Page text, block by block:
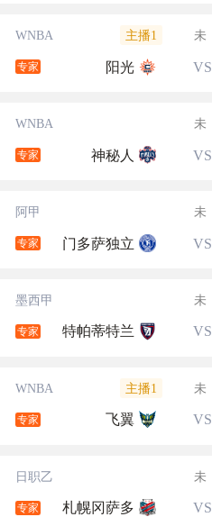
WNBA 主播1 未
专家 阳光 VS
WNBA 未
专家 神秘人 VS
阿甲 未
专家 门多萨独立 VS
墨西甲 未
专家 特帕蒂特兰 VS
WNBA 主播1 未
专家 飞翼 VS
日职乙 未
专家 札幌冈萨多 VS